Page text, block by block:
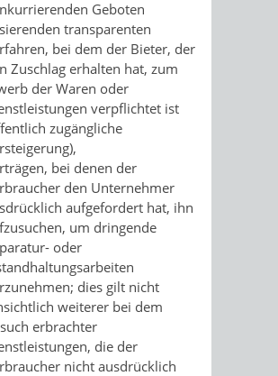
Geboten
transparenten
bei dem der Bieter, der
Zuschlag erhalten hat, zum
der Waren oder
verpflichtet ist
zugängliche
bei denen der
den Unternehmer
aufgefordert hat, ihn
um dringende
oder
dies gilt nicht
weiterer bei dem
erbrachter
die der
nicht ausdrücklich